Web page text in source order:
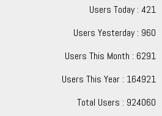
Users Today : 421
Users Yesterday : 960
Users This Month : 6291
Users This Year : 164921
Total Users : 924060